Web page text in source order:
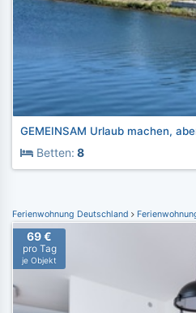
GEMEINSAM Urlaub machen,
Betten: 8
Ferienwohnung Deutschland
69 €
pro Tag
je Objekt